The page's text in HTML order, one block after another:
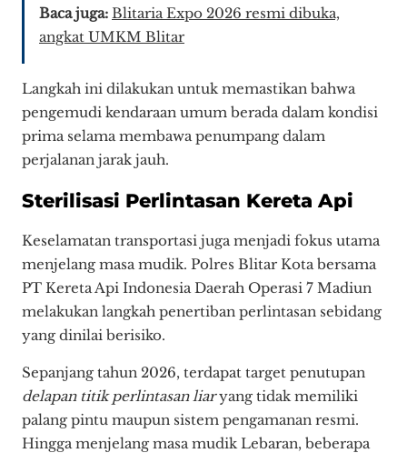
Baca juga: Blitaria Expo 2026 resmi dibuka,
angkat UMKM Blitar
Langkah ini dilakukan untuk memastikan bahwa
pengemudi kendaraan umum berada dalam kondisi
prima selama membawa penumpang dalam
perjalanan jarak jauh.
Sterilisasi Perlintasan Kereta Api
Keselamatan transportasi juga menjadi fokus utama
menjelang masa mudik. Polres Blitar Kota bersama
PT Kereta Api Indonesia Daerah Operasi 7 Madiun
melakukan langkah penertiban perlintasan sebidang
yang dinilai berisiko.
Sepanjang tahun 2026, terdapat target penutupan
delapan titik perlintasan liaryang tidak memiliki
palang pintu maupun sistem pengamanan resmi.
Hingga menjelang masa mudik Lebaran, beberapa